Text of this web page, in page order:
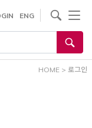
ENG
HOME > 로그인